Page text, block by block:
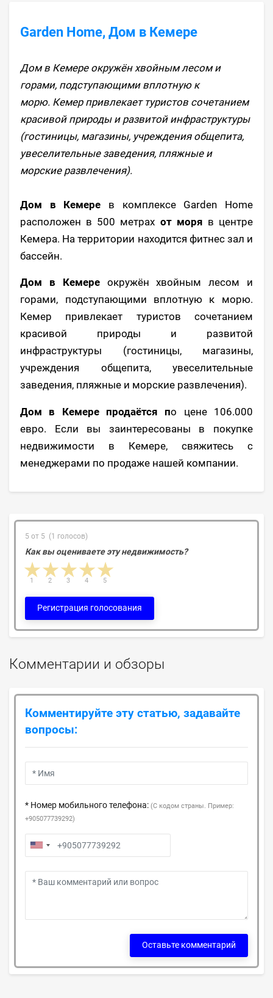
Garden Home, Дом в Кемере
Дом в Кемере окружён хвойным лесом и
горами, подступающими вплотную к
морю. Кемер привлекает туристов сочетанием
красивой природы и развитой инфраструктуры
(гостиницы, магазины, учреждения общепита,
увеселительные заведения, пляжные и
морские развлечения).
Дом в Кемере в комплексе Garden Home
расположен в 500 метрах от моря в центре
Кемера. На территории находится фитнес зал и
бассейн.
Дом в Кемереокружён хвойным лесом и
горами, подступающими вплотную к морю.
Кемер привлекает туристов сочетанием
красивой природы и развитой
инфраструктуры (гостиницы, магазины,
учреждения общепита, увеселительные
заведения, пляжные и морские развлечения).
Дом в Кемере продаётся по цене 106.000
евро. Если вы заинтересованы в покупке
недвижимости в Кемере, свяжитесь с
менеджерами по продаже нашей компании.
5 от 5 (1 голосов)
Как вы оцениваете эту недвижимость?
4 stars
3 stars
2 stars
1 star 5
4
3
2
1
Регистрация голосования
Комментарии и обзоры
Комментируйте эту статью, задавайте
вопросы:
* Номер мобильного телефона: (С кодом страны. Пример:
+905077739292)
Оставьте комментарий